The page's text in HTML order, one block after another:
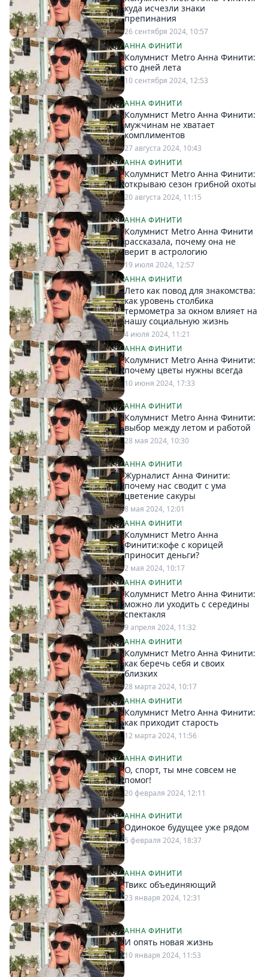
Россия
Мир
Здоровье
Еда
Туризм
Мода
Театр
Кино
Афиша
Книги
Выставки
Пресс-
релизы
О
Metro
Стримы
Спецпроекты
Звезды
Выборы
2026
Скачай
Metro
куда исчезли знаки
препинания
26 сентября 2024, 10:57
АННА ФИНИТИ
Колумнист Metro Анна Финити:
сто дней лета
10 сентября 2024, 12:53
АННА ФИНИТИ
Колумнист Metro Анна Финити:
мужчинам не хватает
комплиментов
27 августа 2024, 10:43
АННА ФИНИТИ
Колумнист Metro Анна Финити:
открываю сезон грибной охоты
20 августа 2024, 11:15
АННА ФИНИТИ
Колумнист Metro Анна Финити
рассказала, почему она не
верит в астрологию
19 июля 2024, 12:57
АННА ФИНИТИ
Лето как повод для знакомства:
как уровень столбика
термометра за окном влияет на
нашу социальную жизнь
4 июля 2024, 11:21
АННА ФИНИТИ
Колумнист Metro Анна Финити:
почему цветы нужны всегда
10 июня 2024, 17:33
АННА ФИНИТИ
Колумнист Metro Анна Финити:
выбор между летом и работой
28 мая 2024, 10:30
АННА ФИНИТИ
Журналист Анна Финити:
почему нас сводит с ума
цветение сакуры
8 мая 2024, 12:01
АННА ФИНИТИ
Колумнист Metro Анна
Финити:кофе с корицей
приносит деньги?
2 мая 2024, 10:17
АННА ФИНИТИ
Колумнист Metro Анна Финити:
можно ли уходить с середины
спектакля
9 апреля 2024, 11:32
АННА ФИНИТИ
Колумнист Metro Анна Финити:
как беречь себя и своих
близких
28 марта 2024, 10:17
АННА ФИНИТИ
Колумнист Metro Анна Финити:
как приходит старость
12 марта 2024, 11:56
АННА ФИНИТИ
О, спорт, ты мне совсем не
помог!
20 февраля 2024, 12:11
АННА ФИНИТИ
Одинокое будущее уже рядом
5 февраля 2024, 18:37
АННА ФИНИТИ
Твикс объединяющий
23 января 2024, 12:31
АННА ФИНИТИ
И опять новая жизнь
10 января 2024, 11:53